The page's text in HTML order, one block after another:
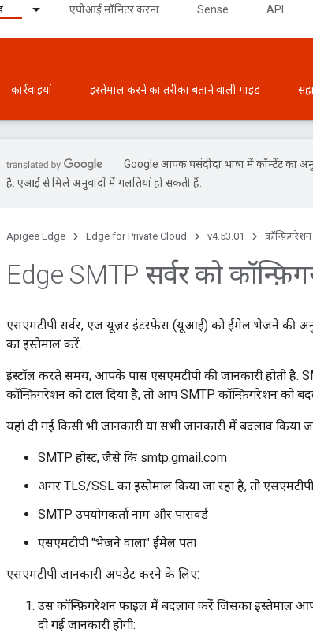
एपीआई मॉनिटर करना Sense API
कार्रवाइयां इस्तेमाल करने का तरीका बताने वाली गाइड
Google आपकी पसंदीदा भाषा में कॉन्टेंट का
है. एआई से मिले अनुवादों में गलतियां हो सकती हैं.
Apigee Edge Edge for Private Cloud v4.53.01 कॉन्फ़िगरेशन
Edge SMTP सर्वर को
एसएमटीपी सर्वर, एज यूज़र इंटरफ़ेस (यूआई) को ईमेल भेजने की
का इस्तेमाल करें.
इंस्टॉल करते समय, आपके पास एसएमटीपी की जानकारी होती
कॉन्फ़िगरेशन को टाल दिया है, तो आप SMTP कॉन्फ़िगरेशन को
यहां दी गई किसी भी जानकारी या सभी जानकारी में बदलाव किया
SMTP होस्ट, जैसे कि smtp.gmail.com
अगर TLS/SSL का इस्तेमाल किया जा रहा है, तो
SMTP उपयोगकर्ता नाम और पासवर्ड
एसएमटीपी "भेजने वाला" ईमेल पता
एसएमटीपी जानकारी अपडेट करने के लिए:
उस कॉन्फ़िगरेशन फ़ाइल में बदलाव करें जिसका इस्तेमाल
दी गई जानकारी होगी: